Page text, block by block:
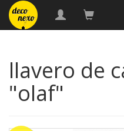
llavero de
"olaf"